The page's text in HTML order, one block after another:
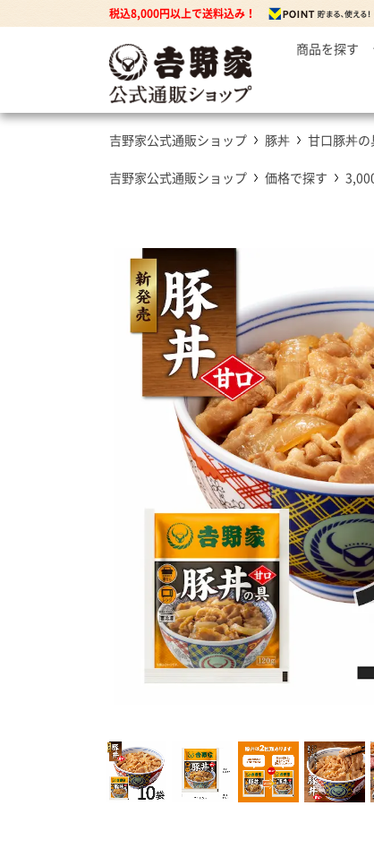
税込8,000円以上で送料込み！
商品を探す
牛丼の具
豚丼の具
焼鶏丼の具
カレー
カレー・ハ
吉野家公式通販ショップ 豚丼 甘口豚丼の
吉野家公式通販ショップ 価格で探す